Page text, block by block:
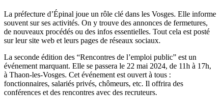
La préfecture d’Épinal joue un rôle clé dans les Vosges. Elle informe
souvent sur ses activités. On y trouve des annonces de fermetures,
de nouveaux procédés ou des infos essentielles. Tout cela est posté
sur leur site web et leurs pages de réseaux sociaux.
La seconde édition des “Rencontres de l’emploi public” est un
événement marquant. Elle se passera le 22 mai 2024, de 11h à 17h,
à Thaon-les-Vosges. Cet événement est ouvert à tous :
fonctionnaires, salariés privés, chômeurs, etc. Il offrira des
conférences et des rencontres avec des recruteurs.